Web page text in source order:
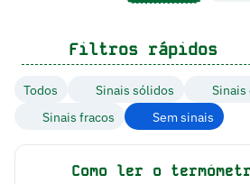
Filtros rápidos
Todos Sinais sólidos
Sinais
Sinais fracos
Sem sinais
Como ler o